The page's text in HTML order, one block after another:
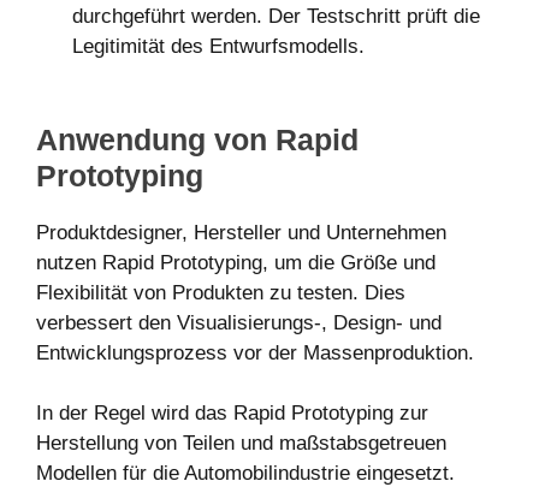
durchgeführt werden. Der Testschritt prüft die
Legitimität des Entwurfsmodells.
Anwendung von Rapid
Prototyping
Produktdesigner, Hersteller und Unternehmen
nutzen Rapid Prototyping, um die Größe und
Flexibilität von Produkten zu testen. Dies
verbessert den Visualisierungs-, Design- und
Entwicklungsprozess vor der Massenproduktion.
In der Regel wird das Rapid Prototyping zur
Herstellung von Teilen und maßstabsgetreuen
Modellen für die Automobilindustrie eingesetzt.